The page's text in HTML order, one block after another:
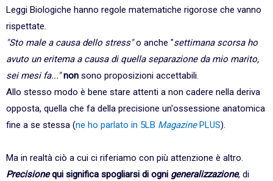
Leggi Biologiche hanno regole matematiche rigorose che vanno
rispettate.
"Sto male a causa dello stress"o anche "settimana scorsa ho
avuto un eritema a causa di quella separazione da mio marito,
sei mesi fa..." non sono proposizioni accettabili.
Allo stesso modo è bene stare attenti a non cadere nella deriva
opposta, quella che fa della precisione un'ossessione anatomica
fine a se stessa (ne ho parlato in 5LB Magazine PLUS).
Ma in realtà ciò a cui ci riferiamo con più attenzione è altro.
Precisionequi significa spogliarsi di ogni generalizzazione, di